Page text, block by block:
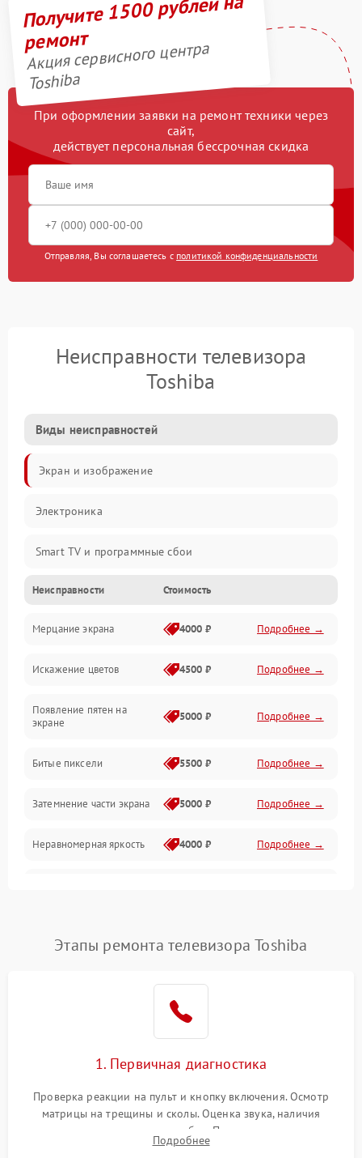
Получите 1500 рублей на
ремонт
Акция сервисного центра
Toshiba
При оформлении заявки на ремонт техники через
сайт,
действует персональная бессрочная скидка
Отправляя, Вы соглашаетесь с политикой конфиденциальности
Неисправности телевизора
Toshiba
Виды неисправностей
Экран и изображение
Электроника
Smart TV и программные сбои
Питание и запуск
Подсветка и LED-модули
Звук и аудиосистема
Сигнал и приём каналов
Механические повреждения
Программное обеспечение
Сеть и подключения
Неисправности Стоимость
Мерцание экрана 4000 ₽ Подробнее →
Искажение цветов 4500 ₽ Подробнее →
Появление пятен на
экране
5000 ₽ Подробнее →
Битые пиксели 5500 ₽ Подробнее →
Затемнение части экрана 5000 ₽ Подробнее →
Неравномерная яркость 4000 ₽ Подробнее →
Этапы ремонта телевизора Toshiba
1. Первичная диагностика
Проверка реакции на пульт и кнопку включения. Осмотр
матрицы на трещины и сколы. Оценка звука, наличия
подсветки и индикаторов ошибок. Подключение тестовых
источников сигнала для выявления симптомов поломки.
Подробнее